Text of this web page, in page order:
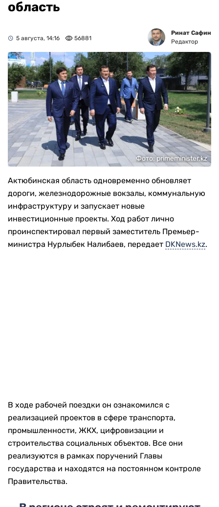
область
5 августа, 14:16 56881
Ринат Сафин
Редактор
Фото: primeminister.kz
Актюбинская область одновременно обновляет
дороги, железнодорожные вокзалы, коммунальную
инфраструктуру и запускает новые
инвестиционные проекты. Ход работ лично
проинспектировал первый заместитель Премьер-
министра Нурлыбек Налибаев, передает DKNews.kz.
В ходе рабочей поездки он ознакомился с
реализацией проектов в сфере транспорта,
промышленности, ЖКХ, цифровизации и
строительства социальных объектов. Все они
реализуются в рамках поручений Главы
государства и находятся на постоянном контроле
Правительства.